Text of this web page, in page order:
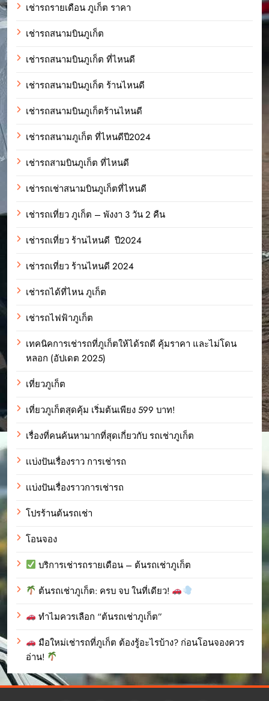
เช่ารถรายเดือน ภูเก็ต ราคา
เช่ารถสนามบินภูเก็ต
เช่ารถสนามบินภูเก็ต ที่ไหนดี
เช่ารถสนามบินภูเก็ต ร้านไหนดี
เช่ารถสนามบินภูเก็ตร้านไหนดี
เช่ารถสนามภูเก็ต ที่ไหนดีปี2024
เช่ารถสามบินภูเก็ต ที่ไหนดี
เช่ารถเช่าสนามบินภูเก็ตที่ไหนดี
เช่ารถเที่ยว ภูเก็ต – พังงา 3 วัน 2 คืน
เช่ารถเที่ยว ร้านไหนดี ปี2024
เช่ารถเที่ยว ร้านไหนดี 2024
เช่ารถได้ที่ไหน ภูเก็ต
เช่ารถไฟฟ้าภูเก็ต
เทคนิคการเช่ารถที่ภูเก็ตให้ได้รถดี คุ้มราคา และไม่โดน
หลอก (อัปเดต 2025)
เที่ยวภูเก็ต
เที่ยวภูเก็ตสุดคุ้ม เริ่มต้นเพียง 599 บาท!
เรื่องที่คนค้นหามากที่สุดเกี่ยวกับ รถเช่าภูเก็ต
เเบ่งปันเรื่องราว การเช่ารถ
เเบ่งปันเรื่องราวการเช่ารถ
โปรร้านต้นรถเช่า
โอนจอง
บริการเช่ารถรายเดือน – ต้นรถเช่าภูเก็ต
ต้นรถเช่าภูเก็ต: ครบ จบ ในที่เดียว!
ทำไมควรเลือก “ต้นรถเช่าภูเก็ต”
มือใหม่เช่ารถที่ภูเก็ต ต้องรู้อะไรบ้าง? ก่อนโอนจองควร
อ่าน!